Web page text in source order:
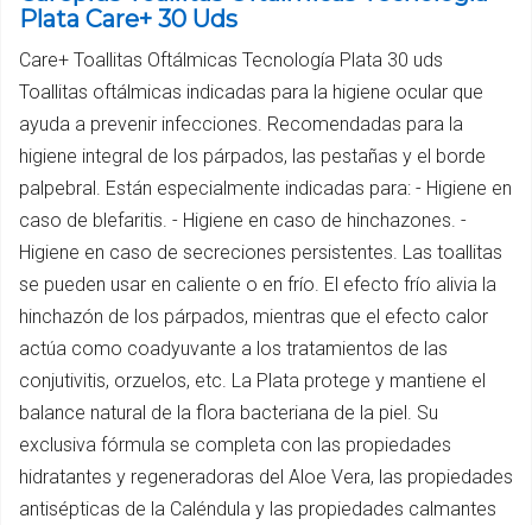
Plata Care+ 30 Uds
Care+ Toallitas Oftálmicas Tecnología Plata 30 uds
Toallitas oftálmicas indicadas para la higiene ocular que
ayuda a prevenir infecciones. Recomendadas para la
higiene integral de los párpados, las pestañas y el borde
palpebral. Están especialmente indicadas para: - Higiene en
caso de blefaritis. - Higiene en caso de hinchazones. -
Higiene en caso de secreciones persistentes. Las toallitas
se pueden usar en caliente o en frío. El efecto frío alivia la
hinchazón de los párpados, mientras que el efecto calor
actúa como coadyuvante a los tratamientos de las
conjutivitis, orzuelos, etc. La Plata protege y mantiene el
balance natural de la flora bacteriana de la piel. Su
exclusiva fórmula se completa con las propiedades
hidratantes y regeneradoras del Aloe Vera, las propiedades
antisépticas de la Caléndula y las propiedades calmantes